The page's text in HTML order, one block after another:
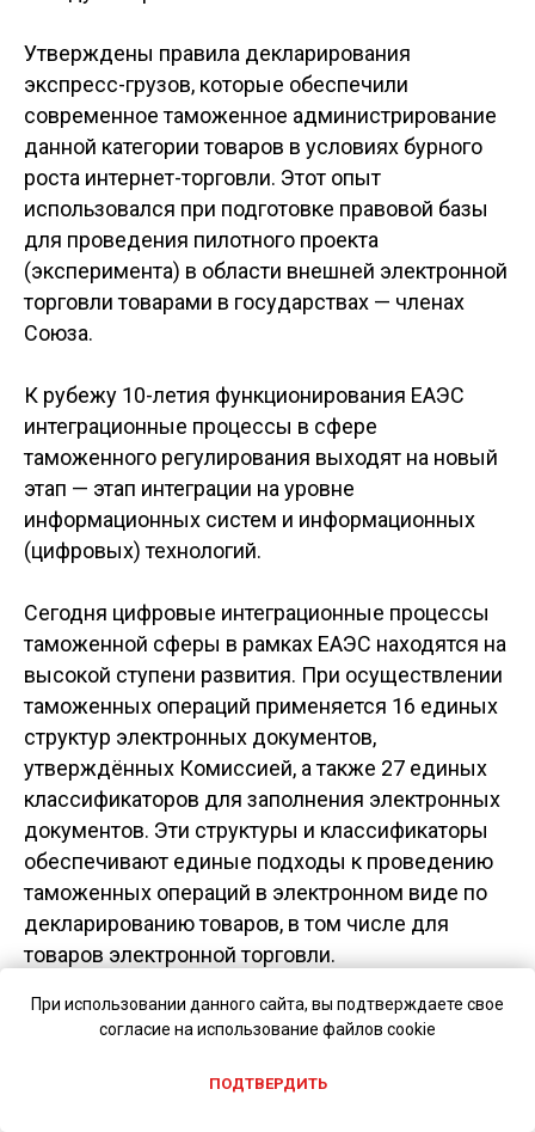
При использовании данного сайта, вы подтверждаете свое
согласие на использование файлов cookie
ПОДТВЕРДИТЬ
Утверждены правила декларирования
экспресс-грузов, которые обеспечили
современное таможенное администрирование
данной категории товаров в условиях бурного
роста интернет-торговли. Этот опыт
использовался при подготовке правовой базы
для проведения пилотного проекта
(эксперимента) в области внешней электронной
торговли товарами в государствах — членах
Союза.
К рубежу 10-летия функционирования ЕАЭС
интеграционные процессы в сфере
таможенного регулирования выходят на новый
этап — этап интеграции на уровне
информационных систем и информационных
(цифровых) технологий.
Сегодня цифровые интеграционные процессы
таможенной сферы в рамках ЕАЭС находятся на
высокой ступени развития. При осуществлении
таможенных операций применяется 16 единых
структур электронных документов,
утверждённых Комиссией, а также 27 единых
классификаторов для заполнения электронных
документов. Эти структуры и классификаторы
обеспечивают единые подходы к проведению
таможенных операций в электронном виде по
декларированию товаров, в том числе для
товаров электронной торговли.
Проводится работа по развитию в рамках Союза
из элементов этой системы является механизм